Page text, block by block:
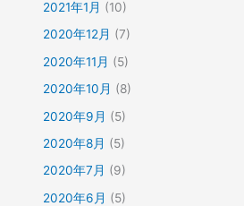
2021年1月 (10)
2020年12月 (7)
2020年11月 (5)
2020年10月 (8)
2020年9月 (5)
2020年8月 (5)
2020年7月 (9)
2020年6月 (5)